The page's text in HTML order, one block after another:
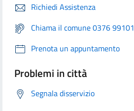
Richiedi Assistenza
Chiama il comune 0376 99101
Prenota un appuntamento
Problemi in città
Segnala disservizio